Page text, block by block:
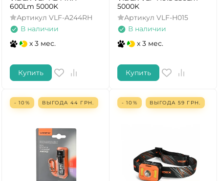
600Lm 5000K
Артикул VLF-A244RH
В наличии
x 3 мес.
Купить
5000K
Артикул VLF-H015
В наличии
x 3 мес.
Купить
- 10% ВЫГОДА 44 ГРН. - 10% ВЫГОДА 59 ГРН.